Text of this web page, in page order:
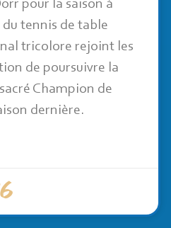
pour la saison à
tennis de table
tricolore rejoint les
de poursuivre la
Champion de
dernière.